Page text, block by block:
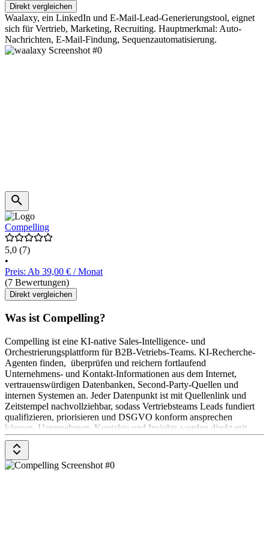
Direkt vergleichen
Waalaxy, ein LinkedIn und E-Mail-Lead-Generierungstool, eignet
sich für Vertrieb, Marketing, Recruiting. Hauptmerkmal: Auto-
Nachrichten, E-Mail-Findung, Sequenzautomatisierung.
Compelling
5,0 (7)
•
Preis: Ab 39,00 € / Monat
(7 Bewertungen)
Direkt vergleichen
Was ist Compelling?
Compelling ist eine KI-native Sales-Intelligence- und
Orchestrierungsplattform für B2B-Vetriebs-Teams. KI-Recherche-
Agenten finden, überprüfen und reichern fortlaufend
Unternehmens- und Kontakt-Informationen aus dem Internet,
vertrauenswürdigen Datenbanken, Second-Party-Quellen und
internen Systemen an. Jeder Datenpunkt ist mit Quellenlink und
Zeitstempel nachvollziehbar, sodass Vertriebsteams Leads fundiert
qualifizieren, priorisieren und DSGVO konform ansprechen
können. Unternehmen, Kontakte und Insights werden direkt mit
gängigen CRMs und Outreach-Tools synchronisiert.
Im Unterschied zu statischen Datenbanken oder Daten-Resellern
werden in Compelling alle Datenpunkte live durch KI-Recherche-